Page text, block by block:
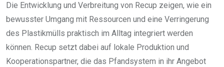
Die Entwicklung und Verbreitung von Recup zeigen, wie ein
bewusster Umgang mit Ressourcen und eine Verringerung
des Plastikmülls praktisch im Alltag integriert werden
können. Recup setzt dabei auf lokale Produktion und
Kooperationspartner, die das Pfandsystem in ihr Angebot